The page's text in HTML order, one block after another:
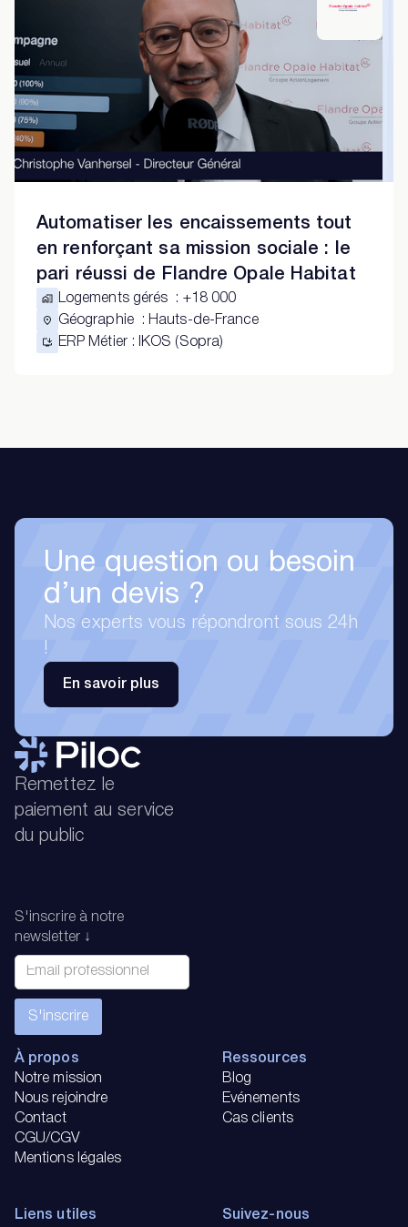
Automatiser les encaissements tout
en renforçant sa mission sociale : le
pari réussi de Flandre Opale Habitat
Logements gérés : +18 000
Géographie
: Hauts-de-France
ERP Métier: IKOS (Sopra)
Une question ou besoin
d’un devis ?
Nos experts vous répondront sous 24h
!
En savoir plus
Remettez le
paiement au service
du public
S'inscrire à notre
newsletter ↓
À propos
Notre mission
Nous rejoindre
Contact
CGU/CGV
Mentions légales
Ressources
Blog
Evénements
Cas clients
Liens utiles
Suivez-nous